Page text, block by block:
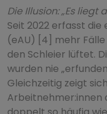
Die Illusion: „Es liegt
Seit 2022 erfasst
(eAU) [4] mehr
den Schleier lüftet.
wurden nie
Gleichzeitig zeigt
Arbeitnehmer:innen